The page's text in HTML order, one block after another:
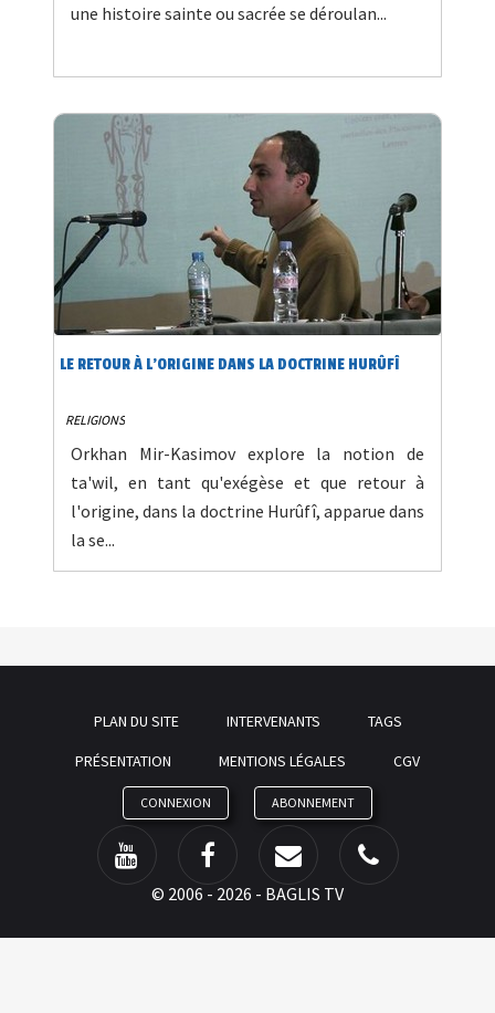
une histoire sainte ou sacrée se déroulan...
LE RETOUR À L'ORIGINE DANS LA DOCTRINE HURÛFÎ
RELIGIONS
Orkhan Mir-Kasimov explore la notion de
ta'wil, en tant qu'exégèse et que retour à
l'origine, dans la doctrine Hurûfî, apparue dans
la se...
PLAN DU SITE INTERVENANTS
TAGS
PRÉSENTATION
MENTIONS LÉGALES CGV
CONNEXION ABONNEMENT
© 2006 - 2026 - BAGLIS TV